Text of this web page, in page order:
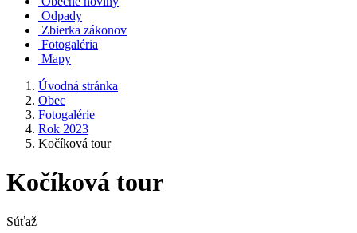
Odpady
Zbierka zákonov
Fotogaléria
Mapy
Úvodná stránka
Obec
Fotogalérie
Rok 2023
Kočíková tour
Kočíková tour
Súťaž